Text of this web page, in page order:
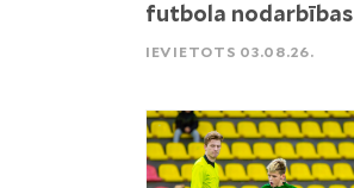
futbola nodarbības
IEVIETOTS 03.08.26.